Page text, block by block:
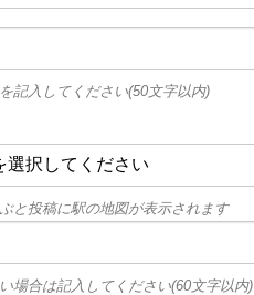
記入してください(50文字以内)
と投稿に駅の地図が表示されます
場合は記入してください(60文字以内)